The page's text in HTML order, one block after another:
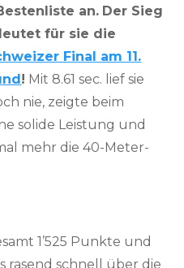
an. Der Sieg
für sie die
Final am 11.
! Mit 8.61 sec. lief sie
nie, zeigte beim
solide Leistung und
mehr die 40-Meter-
1’525 Punkte und
rasend schnell über die